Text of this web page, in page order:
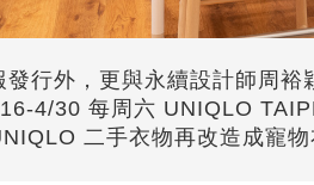
行外，更與永續設計師周
4/30 每周六 UNIQLO
二手衣物再改造成寵